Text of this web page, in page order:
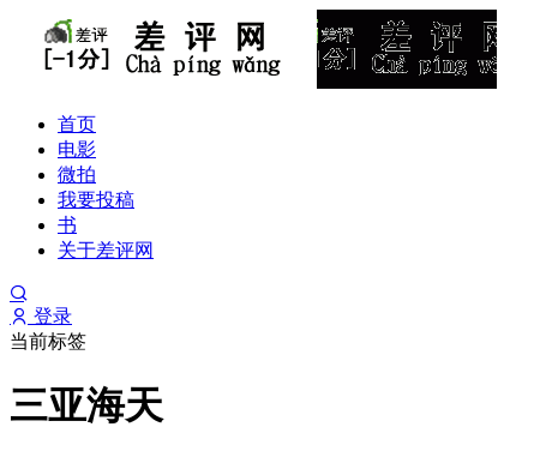
首页
电影
微拍
我要投稿
书
关于差评网
登录
当前标签
三亚海天